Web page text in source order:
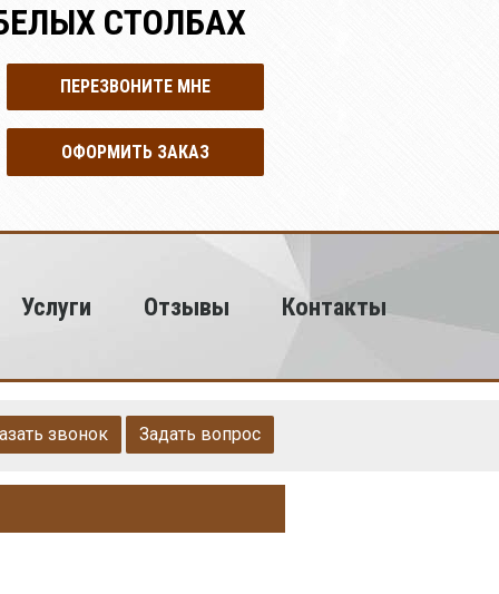
СТОЛБАХ
ПЕРЕЗВОНИТЕ МНЕ
ОФОРМИТЬ ЗАКАЗ
Услуги Отзывы Контакты
звонок Задать вопрос